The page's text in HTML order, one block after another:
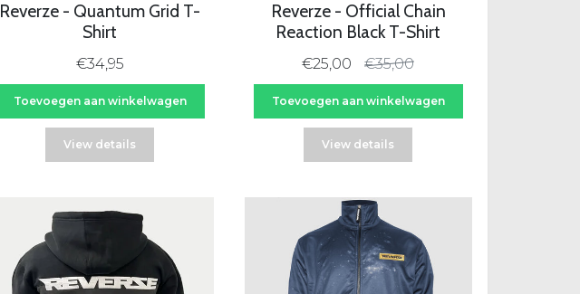
Reverze - Quantum Grid T-
Shirt
€34,95
Toevoegen aan winkelwagen
View details
Reverze - Official Chain
Reaction Black T-Shirt
€25,00 €35,00
Toevoegen aan winkelwagen
View details